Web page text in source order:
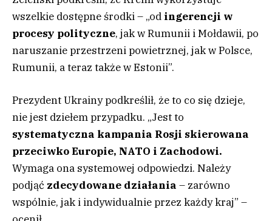
wszelkie dostępne środki – „od ingerencji w
procesy polityczne, jak w Rumunii i Mołdawii, po
naruszanie przestrzeni powietrznej, jak w Polsce,
Rumunii, a teraz także w Estonii”.
Prezydent Ukrainy podkreślił, że to co się dzieje,
nie jest dziełem przypadku. „Jest to
systematyczna kampania Rosji skierowana
przeciwko Europie, NATO i Zachodowi.
Wymaga ona systemowej odpowiedzi. Należy
podjąć zdecydowane działania – zarówno
wspólnie, jak i indywidualnie przez każdy kraj” –